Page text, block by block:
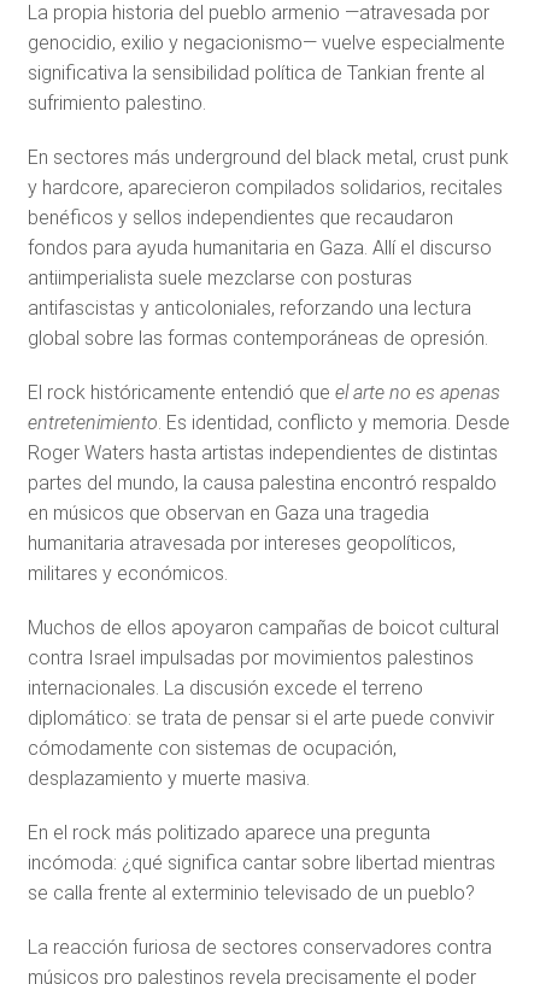
La propia historia del pueblo armenio —atravesada por
genocidio, exilio y negacionismo— vuelve especialmente
significativa la sensibilidad política de Tankian frente al
sufrimiento palestino.
En sectores más underground del black metal, crust punk
y hardcore, aparecieron compilados solidarios, recitales
benéficos y sellos independientes que recaudaron
fondos para ayuda humanitaria en Gaza. Allí el discurso
antiimperialista suele mezclarse con posturas
antifascistas y anticoloniales, reforzando una lectura
global sobre las formas contemporáneas de opresión.
El rock históricamente entendió que el arte no es apenas
entretenimiento. Es identidad, conflicto y memoria. Desde
Roger Waters hasta artistas independientes de distintas
partes del mundo, la causa palestina encontró respaldo
en músicos que observan en Gaza una tragedia
humanitaria atravesada por intereses geopolíticos,
militares y económicos.
Muchos de ellos apoyaron campañas de boicot cultural
contra Israel impulsadas por movimientos palestinos
internacionales. La discusión excede el terreno
diplomático: se trata de pensar si el arte puede convivir
cómodamente con sistemas de ocupación,
desplazamiento y muerte masiva.
En el rock más politizado aparece una pregunta
incómoda: ¿qué significa cantar sobre libertad mientras
se calla frente al exterminio televisado de un pueblo?
La reacción furiosa de sectores conservadores contra
músicos pro palestinos revela precisamente el poder